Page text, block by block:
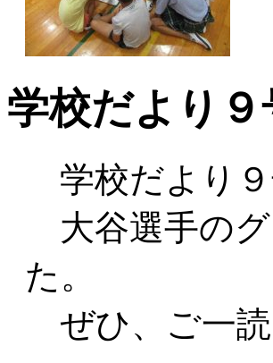
学校だより
学校だより
大谷選手のグ
た。
ぜひ、ご一